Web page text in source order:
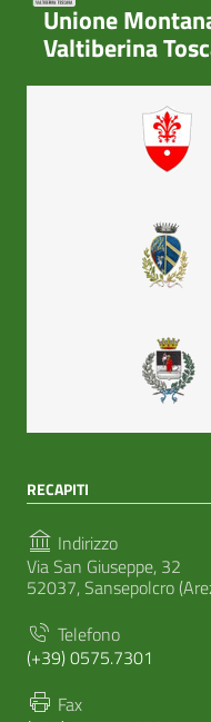
Unione
Valtiberina
RECAPITI
Indirizzo
Via San Giuseppe, 32
52037, Sansepolcro
Telefono
(+39) 0575.7301
Fax